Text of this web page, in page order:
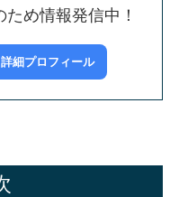
ため情報発信中！
詳細プロフィール